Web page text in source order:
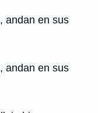
andan en sus
andan en sus